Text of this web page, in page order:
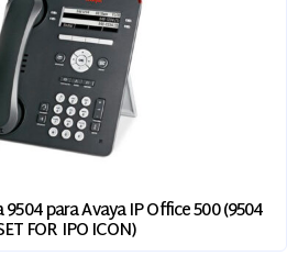
para Avaya IP Office 500 (9504
FOR IPO ICON)